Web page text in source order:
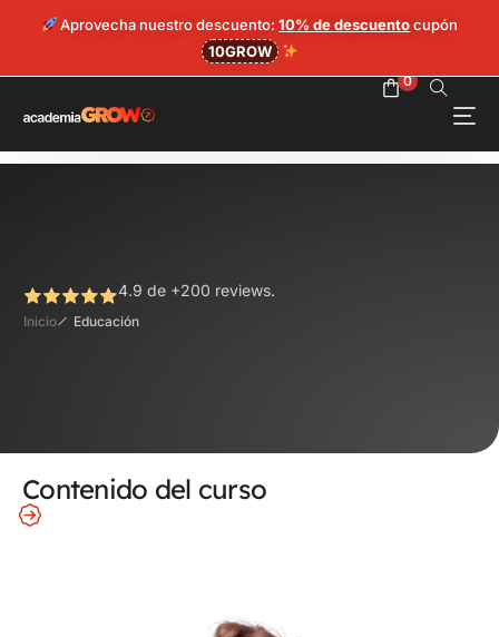
Aprovecha nuestro descuento:10% de descuentocupón
10GROW
0
4.9 de +200 reviews.
Inicio Educación
Contenido del curso
Hazte Grower